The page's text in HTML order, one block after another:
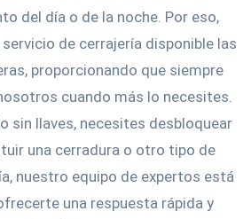
del día o de la noche. Por eso,
de cerrajería disponible las
proporcionando que siempre
cuando más lo necesites.
sin llaves, necesites desbloquear
una cerradura o otro tipo de
nuestro equipo de expertos está
una respuesta rápida y